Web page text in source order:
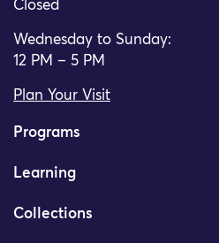
Closed
Wednesday to Sunday:
12 PM – 5 PM
Plan Your Visit
Programs
Learning
Collections